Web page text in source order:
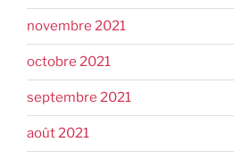
novembre 2021
octobre 2021
septembre 2021
août 2021